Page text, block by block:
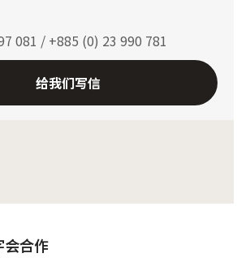
081 / +885 (0) 23 990 781
给我们写信
会合作